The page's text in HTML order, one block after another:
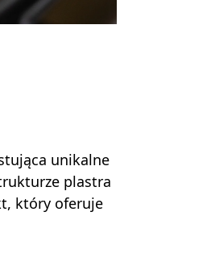
unikalne
plastra
który oferuje